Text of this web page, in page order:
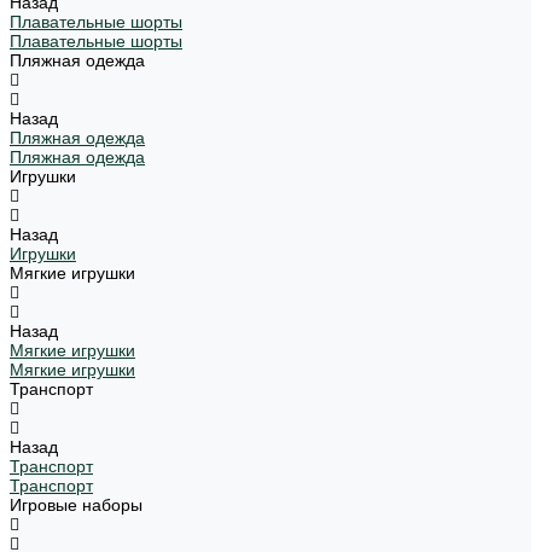
Плавательные шорты
Плавательные шорты
Пляжная одежда
Назад
Пляжная одежда
Пляжная одежда
Игрушки
Назад
Игрушки
Мягкие игрушки
Назад
Мягкие игрушки
Мягкие игрушки
Транспорт
Назад
Транспорт
Транспорт
Игровые наборы